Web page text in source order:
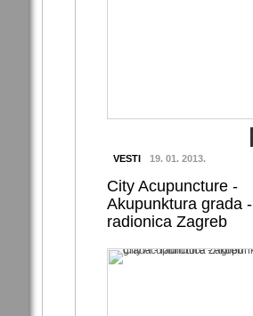
VESTI 19. 01. 2013.
City Acupuncture -
Akupunktura grada -
radionica Zagreb